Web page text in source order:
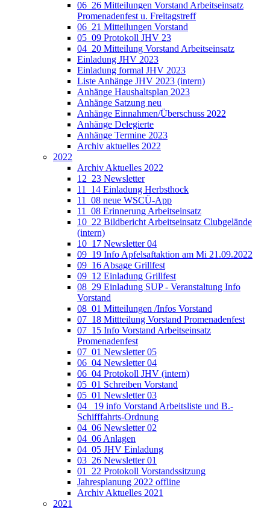
06_26 Mitteilungen Vorstand Arbeitseinsatz
Promenadenfest u. Freitagstreff
06_21 Mitteilungen Vorstand
05_09 Protokoll JHV 23
04_20 Mitteilung Vorstand Arbeitseinsatz
Einladung JHV 2023
Einladung formal JHV 2023
Liste Anhänge JHV 2023 (intern)
Anhänge Haushaltsplan 2023
Anhänge Satzung neu
Anhänge Einnahmen/Überschuss 2022
Anhänge Delegierte
Anhänge Termine 2023
Archiv aktuelles 2022
2022
Archiv Aktuelles 2022
12_23 Newsletter
11_14 Einladung Herbsthock
11_08 neue WSCÜ-App
11_08 Erinnerung Arbeitseinsatz
10_22 Bildbericht Arbeitseinsatz Clubgelände
(intern)
10_17 Newsletter 04
09_19 Info Apfelsaftaktion am Mi 21.09.2022
09_16 Absage Grillfest
09_12 Einladung Grillfest
08_29 Einladung SUP - Veranstaltung Info
Vorstand
08_01 Mitteilungen /Infos Vorstand
07_18 Mittteilung Vorstand Promenadenfest
07_15 Info Vorstand Arbeitseinsatz
Promenadenfest
07_01 Newsletter 05
06_04 Newsletter 04
06_04 Protokoll JHV (intern)
05_01 Schreiben Vorstand
05_01 Newsletter 03
04_ 19 info Vorstand Arbeitsliste und B.-
Schifffahrts-Ordnung
04_06 Newsletter 02
04_06 Anlagen
04_05 JHV Einladung
03_26 Newsletter 01
01_22 Protokoll Vorstandssitzung
Jahresplanung 2022 offline
Archiv Aktuelles 2021
2021